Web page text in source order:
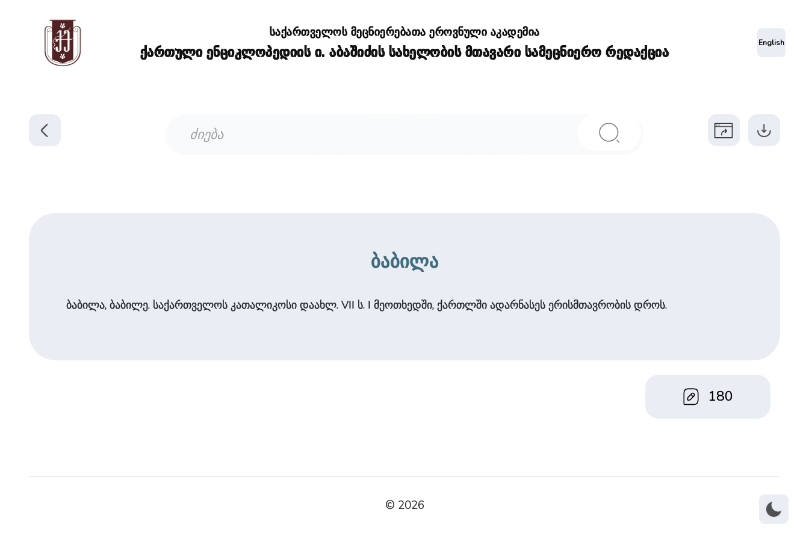
საქართველოს მეცნიერებათა ეროვნული აკადემია
ქართული ენციკლოპედიის ი. აბაშიძის სახელობის მთავარი სამეცნიერო რედაქცია
English
ბაბილა
ბაბილა, ბაბილე. საქართველოს კათალიკოსი დაახლ. VII ს. I მეოთხედში, ქართლში ადარნასეს ერისმთავრობის დროს.
180
© 2026